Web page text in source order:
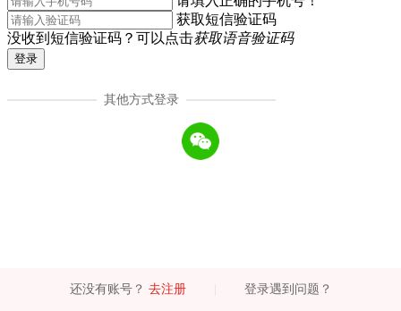
获取短信验证码
没收到短信验证码？可以点击获取语音验证码
登录
其他方式登录
还没有账号？ 去注册 登录遇到问题？